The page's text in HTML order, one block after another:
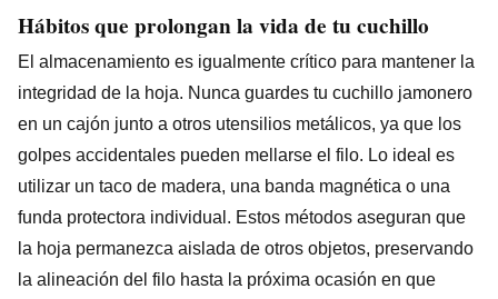
Hábitos que prolongan la vida de tu cuchillo
El almacenamiento es igualmente crítico para mantener la
integridad de la hoja. Nunca guardes tu cuchillo jamonero
en un cajón junto a otros utensilios metálicos, ya que los
golpes accidentales pueden mellarse el filo. Lo ideal es
utilizar un taco de madera, una banda magnética o una
funda protectora individual. Estos métodos aseguran que
la hoja permanezca aislada de otros objetos, preservando
la alineación del filo hasta la próxima ocasión en que